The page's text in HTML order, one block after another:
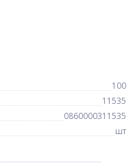
100
11535
0860000311535
шт